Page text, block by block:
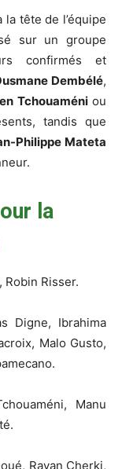
tête de l’équipe
sur un groupe
confirmés et
Dembélé,
Tchouaméniou
tandis que
Philippe Mateta
la
Robin Risser.
Digne, Ibrahima
Malo Gusto,
Manu
Rayan Cherki,